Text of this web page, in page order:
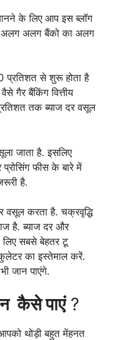
के लिए आप इस ब्लॉग
अलग अलग बैंको का अलग
प्रतिशत से शुरू होता है
गैर बैंकिंग वित्तीय
तक ब्याज दर वसूल
जाता है. इसलिए
फीस के बारे में
है.
वसूल करता है. चक्रवृद्धि
है. ब्याज दर और
लिए सबसे बेहतर टू
का इस्तेमाल करें.
में भी जान पाएंगे.
कैसे पाएं?
थोड़ी बहुत मेंहनत